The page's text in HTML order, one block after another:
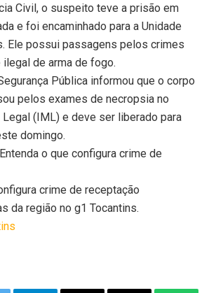
Civil, o suspeito teve a prisão em
e foi encaminhado para a Unidade
Ele possui passagens pelos crimes
de arma de fogo.
Pública informou que o corpo
pelos exames de necropsia no
(IML) e deve ser liberado para
domingo.
o que configura crime de
crime de receptação
da região no g1 Tocantins.